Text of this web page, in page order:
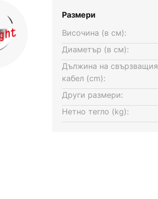
Размери
Височина (в см):
Диаметър (в см):
Дължина на свързващия
кабел (cm):
Други размери:
Нетно тегло (kg):